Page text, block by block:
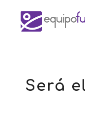
Será